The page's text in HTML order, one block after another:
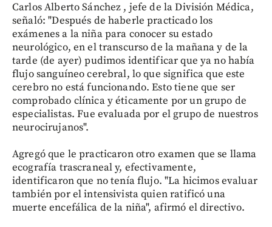
Carlos Alberto Sánchez , jefe de la División Médica,
señaló: "Después de haberle practicado los
exámenes a la niña para conocer su estado
neurológico, en el transcurso de la mañana y de la
tarde (de ayer) pudimos identificar que ya no había
flujo sanguíneo cerebral, lo que significa que este
cerebro no está funcionando. Esto tiene que ser
comprobado clínica y éticamente por un grupo de
especialistas. Fue evaluada por el grupo de nuestros
neurocirujanos".
Agregó que le practicaron otro examen que se llama
ecografía trascraneal y, efectivamente,
identificaron que no tenía flujo. "La hicimos evaluar
también por el intensivista quien ratificó una
muerte encefálica de la niña", afirmó el directivo.